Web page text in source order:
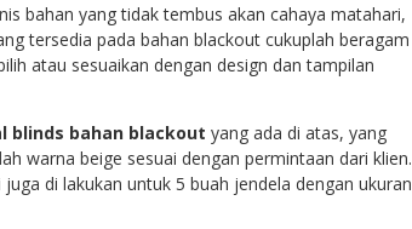
bahan yang tidak tembus akan cahaya matahari,
tersedia pada bahan blackout cukuplah beragam
atau sesuaikan dengan design dan tampilan
blinds bahan blackout yang ada di atas, yang
warna beige sesuai dengan permintaan dari klien.
di lakukan untuk 5 buah jendela dengan ukuran